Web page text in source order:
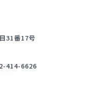
31番17号
414-6626